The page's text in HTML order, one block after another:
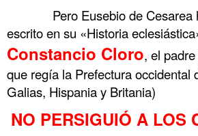
Pero Eusebio de
escrito en su «Historia
Constancio Cloro, el
que regía la Prefectura occidental
Galias, Hispania y Britania)
NO PERSIGUIÓ A LOS